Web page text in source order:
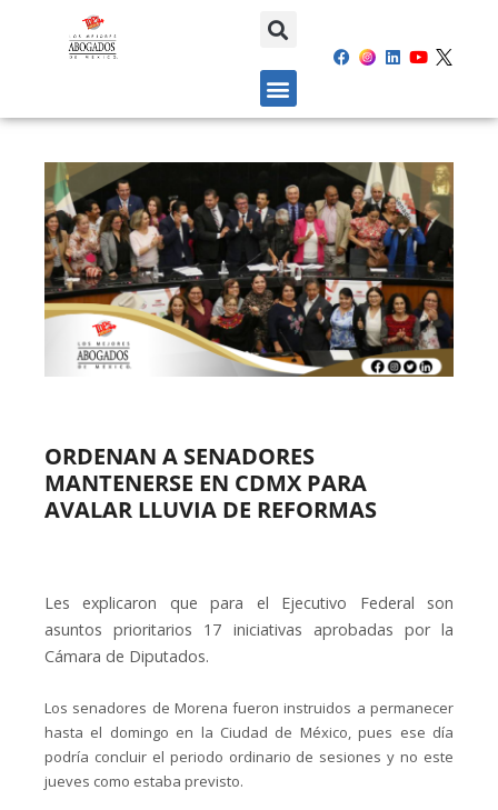
ORDENAN A SENADORES
MANTENERSE EN CDMX PARA
AVALAR LLUVIA DE REFORMAS
Les explicaron que para el Ejecutivo Federal son
asuntos prioritarios 17 iniciativas aprobadas por la
Cámara de Diputados.
Los senadores de Morena fueron instruidos a permanecer
hasta el domingo en la Ciudad de México, pues ese día
podría concluir el periodo ordinario de sesiones y no este
jueves como estaba previsto.